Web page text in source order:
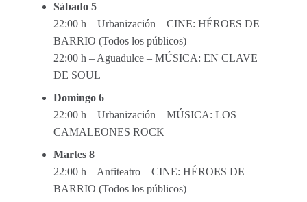
Sábado 5
22:00 h – Urbanización – CINE: HÉROES DE
BARRIO (Todos los públicos)
22:00 h – Aguadulce – MÚSICA: EN CLAVE
DE SOUL
Domingo 6
22:00 h – Urbanización – MÚSICA: LOS
CAMALEONES ROCK
Martes 8
22:00 h – Anfiteatro – CINE: HÉROES DE
BARRIO (Todos los públicos)